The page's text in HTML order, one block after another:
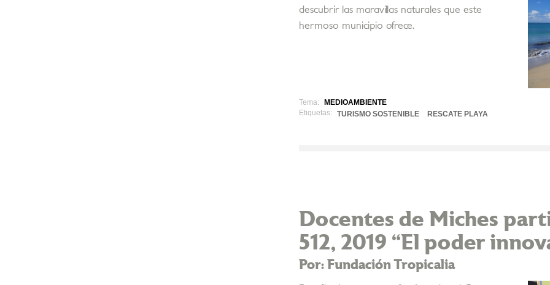
descubrir las maravillas naturales que este
hermoso municipio ofrece.
Tema:
MEDIOAMBIENTE
Etiquetas:
TURISMO SOSTENIBLE RESCATE PLAYA
Docentes de Miches
512, 2019 “El poder
Por: Fundación Tropicalia